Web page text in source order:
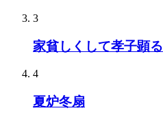
3
家貧しくして孝子顕る
4
夏炉冬扇